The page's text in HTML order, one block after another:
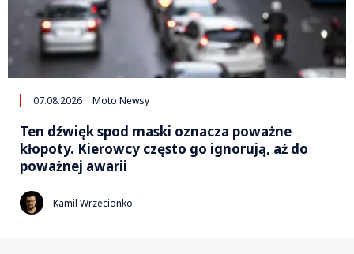
07.08.2026 Moto Newsy
Ten dźwięk spod maski oznacza poważne
kłopoty. Kierowcy często go ignorują, aż do
poważnej awarii
Kamil Wrzecionko